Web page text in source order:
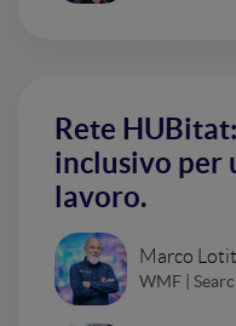
Rete
inclusivo per
lavoro.
Marco
WMF |